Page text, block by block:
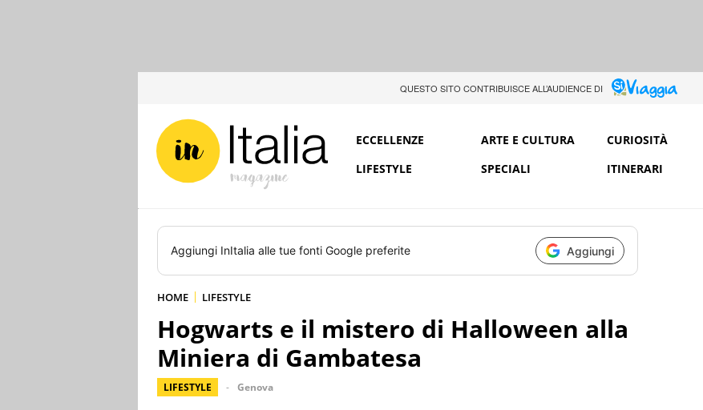
QUESTO SITO CONTRIBUISCE ALL’AUDIENCE DI
ECCELLENZE ARTE E CULTURA CURIOSITÀ
LIFESTYLE
SPECIALI ITINERARI
Aggiungi InItalia alle tue fonti Google preferite Aggiungi
HOME LIFESTYLE
Hogwarts e il mistero di Halloween alla
Miniera di Gambatesa
LIFESTYLE Genova